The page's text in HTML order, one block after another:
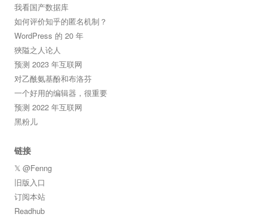
我看国产数据库
如何评价知乎的匿名机制？
WordPress 的 20 年
狹隘之人论人
预测 2023 年互联网
对乙酰氨基酚和布洛芬
一个好用的编辑器，很重要
预测 2022 年互联网
黑粉儿
链接
𝕏 @Fenng
旧版入口
订阅本站
Readhub